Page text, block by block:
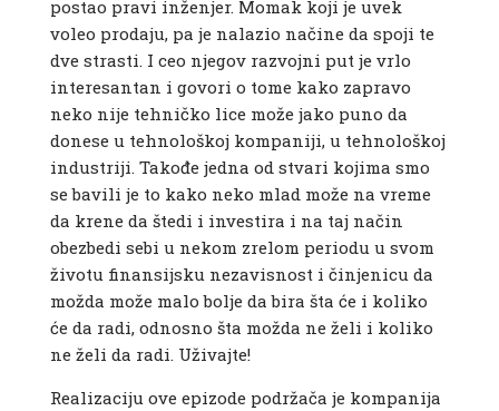
postao pravi inženjer. Momak koji je uvek
voleo prodaju, pa je nalazio načine da spoji te
dve strasti. I ceo njegov razvojni put je vrlo
interesantan i govori o tome kako zapravo
neko nije tehničko lice može jako puno da
donese u tehnološkoj kompaniji, u tehnološkoj
industriji. Takođe jedna od stvari kojima smo
se bavili je to kako neko mlad može na vreme
da krene da štedi i investira i na taj način
obezbedi sebi u nekom zrelom periodu u svom
životu finansijsku nezavisnost i činjenicu da
možda može malo bolje da bira šta će i koliko
će da radi, odnosno šta možda ne želi i koliko
ne želi da radi. Uživajte!
Realizaciju ove epizode podržača je kompanija